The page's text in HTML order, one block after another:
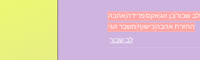
אהבה פרידהאקסבן זוגלב שבור
משבר זוגי כישוףהחזרת אהבה
לב שבור